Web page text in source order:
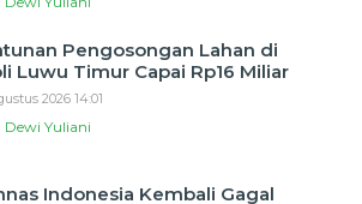
Pengosongan Lahan di
Luwu Timur Capai Rp16 Miliar
2026 14:01
Dewi Yuliani
Indonesia Kembali Gagal